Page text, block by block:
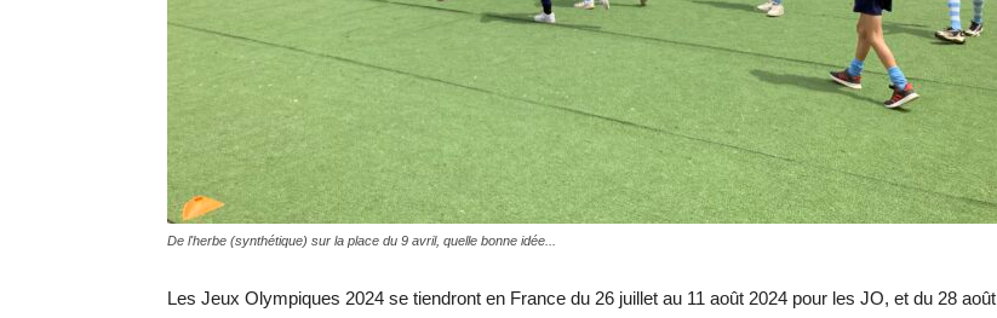
Hebdo39
De l'herbe (synthétique) sur la place du 9 avril, quelle bonne idée...
Les Jeux Olympiques 2024 se tiendront en France du 26 juillet au 11 août 2024 pour les JO, et du 28 août